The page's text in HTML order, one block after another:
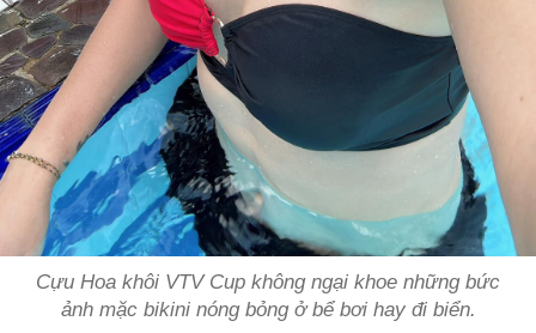
Cựu Hoa khôi VTV Cup không ngại khoe những bức
ảnh mặc bikini nóng bỏng ở bể bơi hay đi biển.